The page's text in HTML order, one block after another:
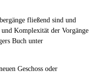
fließend sind und
Komplexität der Vorgänge
Buch unter
Geschoss oder